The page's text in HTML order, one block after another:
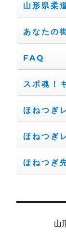
山形県柔
あなたの
FAQ
スポ魂！
ほねつぎ
ほねつぎ
ほねつぎ
山